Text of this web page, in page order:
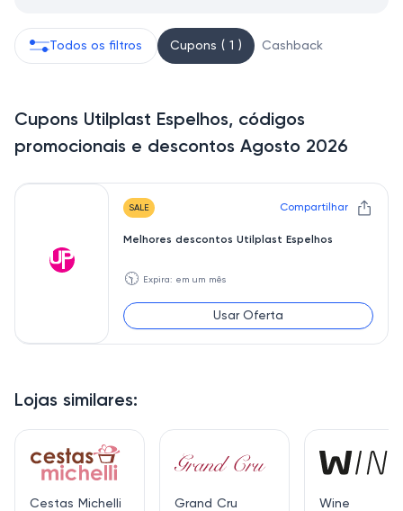
Lojas similares:
Cestas Michelli Grand Cru Wine
Todos os filtros Cupons ( 1 ) Cashback
Cupons Utilplast Espelhos, códigos
promocionais e descontos Agosto 2026
SALE Compartilhar
Melhores descontos Utilplast Espelhos
🕥 Expira: em um mês
Usar Oferta